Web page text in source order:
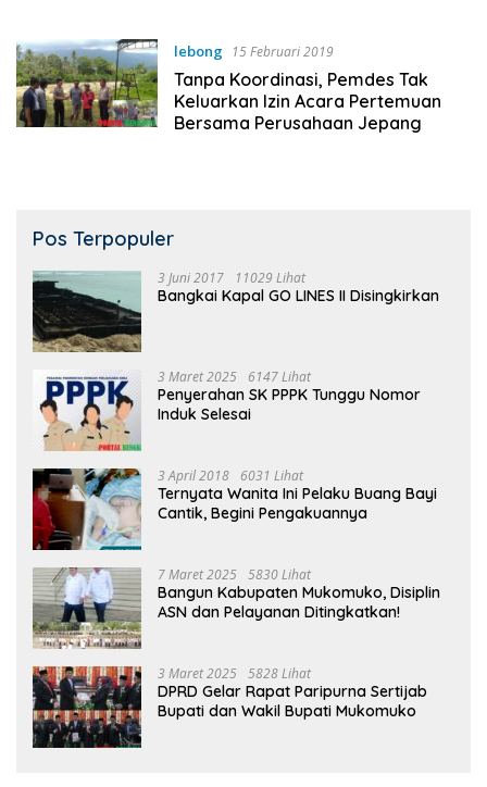
lebong 15 Februari 2019
Tanpa Koordinasi, Pemdes Tak
Keluarkan Izin Acara Pertemuan
Bersama Perusahaan Jepang
Pos Terpopuler
3 Juni 2017 11029 Lihat
Bangkai Kapal GO LINES II Disingkirkan
3 Maret 2025 6147 Lihat
Penyerahan SK PPPK Tunggu Nomor
Induk Selesai
3 April 2018 6031 Lihat
Ternyata Wanita Ini Pelaku Buang Bayi
Cantik, Begini Pengakuannya
7 Maret 2025 5830 Lihat
Bangun Kabupaten Mukomuko, Disiplin
ASN dan Pelayanan Ditingkatkan!
3 Maret 2025 5828 Lihat
DPRD Gelar Rapat Paripurna Sertijab
Bupati dan Wakil Bupati Mukomuko